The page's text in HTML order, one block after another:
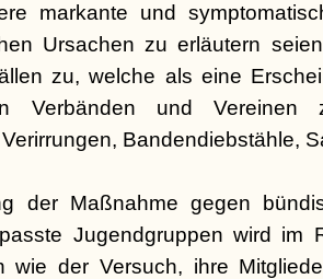
markante und
Ursachen zu erläutern
zu, welche als eine
Verbänden und Vereinen
Bandendiebstähle,
der Maßnahme gegen
Jugendgruppen wird im
wie der Versuch, ihre